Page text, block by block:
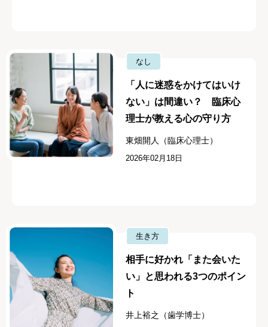
なし
「人に迷惑をかけてはいけ
ない」は間違い？ 臨床心
理士が教える心の守り方
東畑開人（臨床心理士）
2026年02月18日
生き方
相手に好かれ「また会いた
い」と思われる3つのポイン
ト
井上裕之（歯学博士）